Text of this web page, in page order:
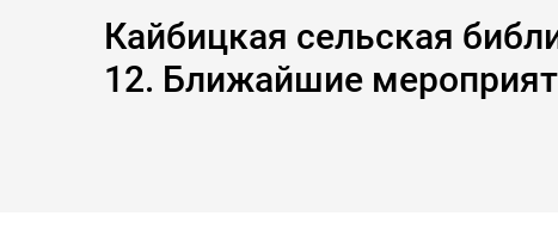
Кайбицкая сельская
12. Ближайшие